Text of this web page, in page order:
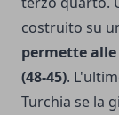
costruito su
permette
(48-45).
Turchia se la